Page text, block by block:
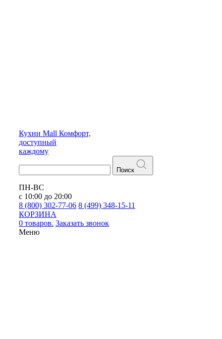
Кухни Mall Комфорт,
доступный
каждому
Поиск
ПН-ВС
с 10:00 до 20:00
8 (800) 302-77-06 8 (499) 348-15-11
КОРЗИНА
0 товаров. Заказать звонок
Меню